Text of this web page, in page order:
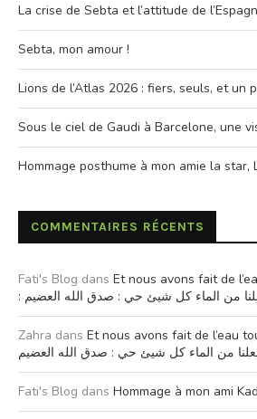
La crise de Sebta et l’attitude de
Sebta, mon amour !
Lions de l’Atlas 2026 : fiers, seuls, et un
Sous le ciel de Gaudi à Barcelone, une
Hommage posthume à mon amie la star,
COMMENTAIRES RÉCENTS
Fati's Blog dans Et nous avons fait de
من الماء كل شيئ حي : صدق الله العضيم
Zahra dans Et nous avons fait de l’eau
من الماء كل شيئ حي : صدق الله العضيم
Fati's Blog dans Hommage à mon ami